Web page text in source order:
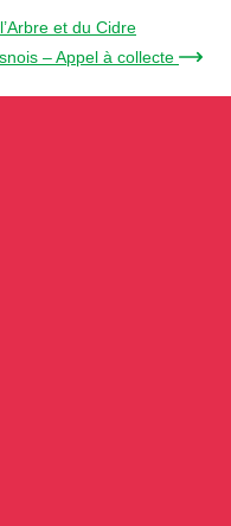
et du Cidre
– Appel à collecte →